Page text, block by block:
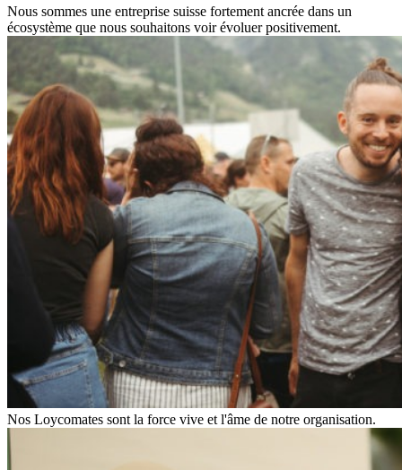
Nous sommes une entreprise suisse fortement ancrée dans un
écosystème que nous souhaitons voir évoluer positivement.
Nos Loycomates sont la force vive et l'âme de notre organisation.